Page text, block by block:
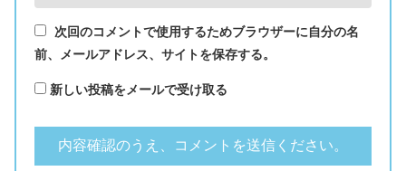
次回のコメントで使用するためブラウザーに自分の名
前、メールアドレス、サイトを保存する。
新しい投稿をメールで受け取る